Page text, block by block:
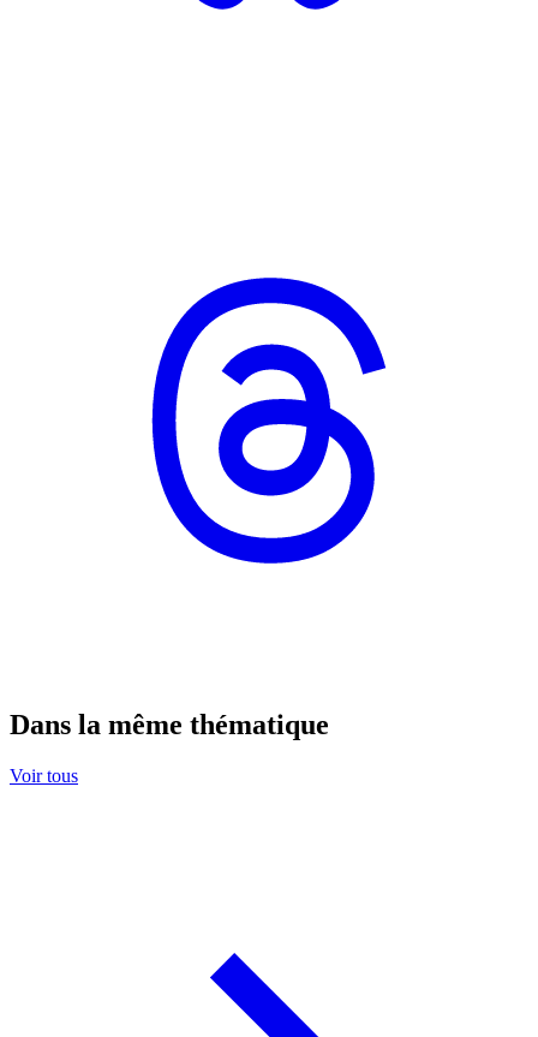
Dans la même thématique
Voir tous